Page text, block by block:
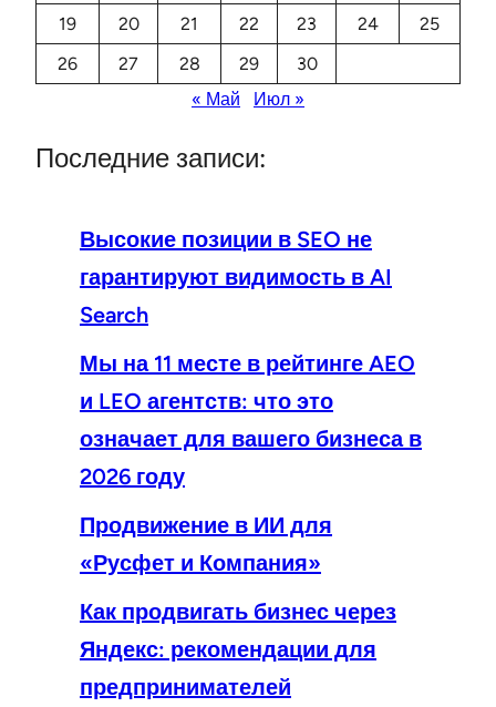
19
20 21 22 23 24
25
26
27 28 29
30
« Май
Июл »
Последние записи:
Высокие позиции в SEO не
гарантируют видимость в AI
Search
Мы на 11 месте в рейтинге AEO
и LEO агентств: что это
означает для вашего бизнеса в
2026 году
Продвижение в ИИ для
«Русфет и Компания»
Как продвигать бизнес через
Яндекс: рекомендации для
предпринимателей